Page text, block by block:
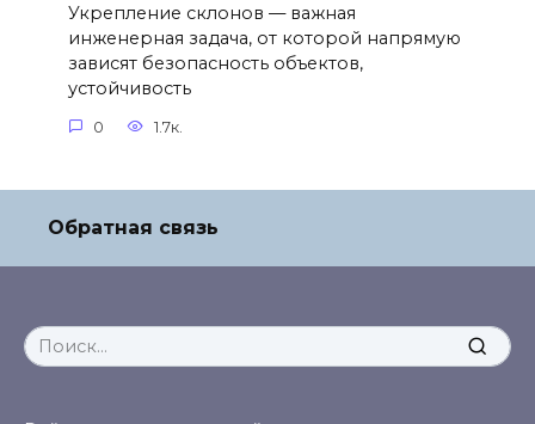
Укрепление склонов — важная
инженерная задача, от которой напрямую
зависят безопасность объектов,
устойчивость
0 1.7к.
Обратная связь
Search
for: